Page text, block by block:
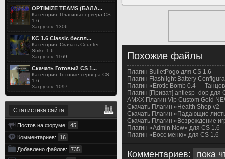
OPTIMIZE TEAMS (БАЛА...
Категория: Плагины сервера CS
1.6
Загрузок: 1306
КС 1.6 Classic беспл...
Категория: Скачать Counter-
Strike 1.6
Загрузок: 1169
Скачать Готовый CS 1...
Категория: Готовые сервера CS
1.6
Загрузок: 1097
Статистика сайта
Постов на форуме:
45
Комментариев:
16
Добавлено файлов:
735
Похожие файлы
Плагин BulletPogo для CS 1.6
Плагин Flashlight Battery
Плагин «Erotic Bomb 0.4 —
Плагин [Приват] antiesp_dop для
AMXX Плагин Vip Custom Gold
Скачать Плагин «Health Shop v2
Скачать Плагин «Падающие
Скачать Плагин «Возрождение
Плагин «Admin New» для CS 1.6
Плагин «Босс меню» для CS 1.6
Комментариев: пока